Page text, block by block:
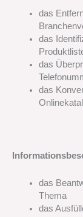
das
das
das
das
das
Thema
das